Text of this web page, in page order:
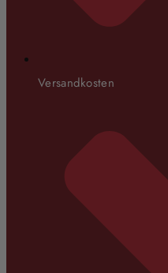
Versandkosten